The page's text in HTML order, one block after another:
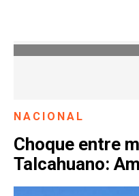
NACIONAL
Choque entre
Talcahuano: